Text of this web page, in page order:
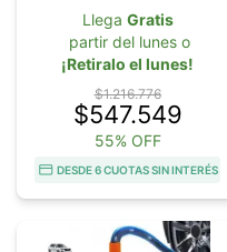
Llega Gratis
partir del lunes o
¡Retiralo el lunes!
$1.216.776
$547.549
55% OFF
DESDE 6 CUOTAS SIN INTERÉS